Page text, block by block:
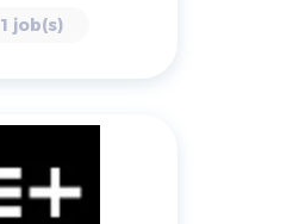
1 job(s)